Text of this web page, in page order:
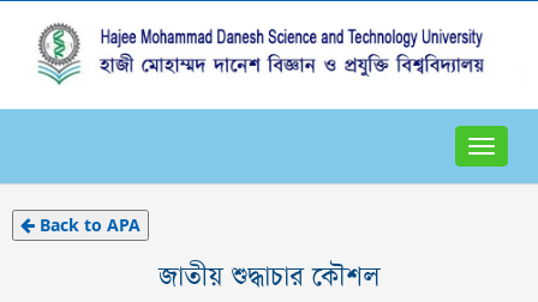
Toggle
Back to APA
জাতীয় শুদ্ধাচার কৌশল